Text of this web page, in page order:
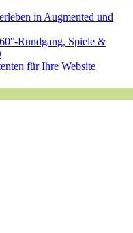
in Augmented und
Rundgang, Spiele &
für Ihre Website